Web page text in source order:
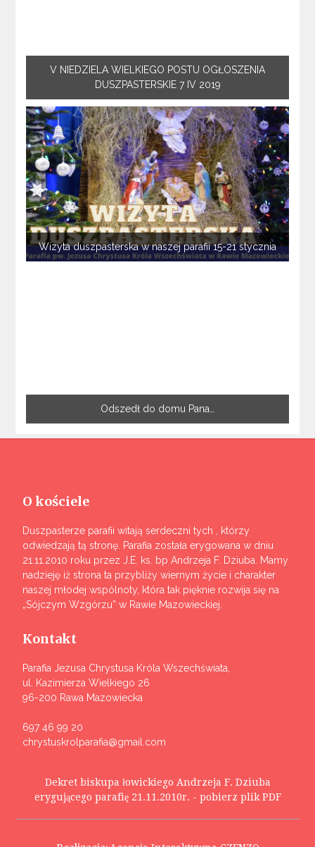
V NIEDZIELA WIELKIEGO POSTU OGŁOSZENIA
DUSZPASTERSKIE 7 IV 2019
Wizyta duszpasterska w naszej parafii 15-21 stycznia
Odszedł do domu Pana…
O kościele
Duszpasterze parafii witają serdeczni tych , którzy
odwiedzają tą stronę. Parafia została erygowana w dniu
21.11.2010 roku przez J.E. ks. bp Andrzeja F. Dziuba. Mamy
nadzieję iż strona ta przybliży wiernym życie i charakter
naszej młodej wspólnoty, która tak pięknie rozwija się na
„Sójczym Wzgórzu” w Rawie Mazowieckiej.
Kontakt
Parafia Jezusa Chrystusa Króla Wszechświata,
ul. Kazimierza Wielkiego 26
96-200 Rawa Mazowiecka
697 46 99 20
chrystuskrolparafia@gmail.com
Dekret biskupa łowickiego Andrzeja F. Dziuba
erygującego parafię 21.11.2010r. - pobierz plik PDF